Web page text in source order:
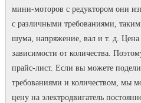
мини-моторов с редуктором они
с различными требованиями,
шума, напряжение, вал и т. д. Цена
зависимости от количества.
прайс-лист. Если вы можете
требованиями и количеством, мы
цену на электродвигатель